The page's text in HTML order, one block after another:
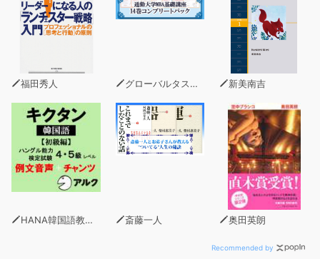
な冒険譚、開幕！
福田秀人 グローバルタスクフォース(著) 新美南吉
HANA韓国語教育研究会 斎藤一人 奥田英朗
Recommended by